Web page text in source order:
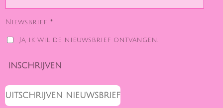
Niewsbrief *
Ja, ik wil de nieuwsbrief ontvangen.
INSCHRIJVEN
UITSCHRIJVEN NIEUWSBRIEF